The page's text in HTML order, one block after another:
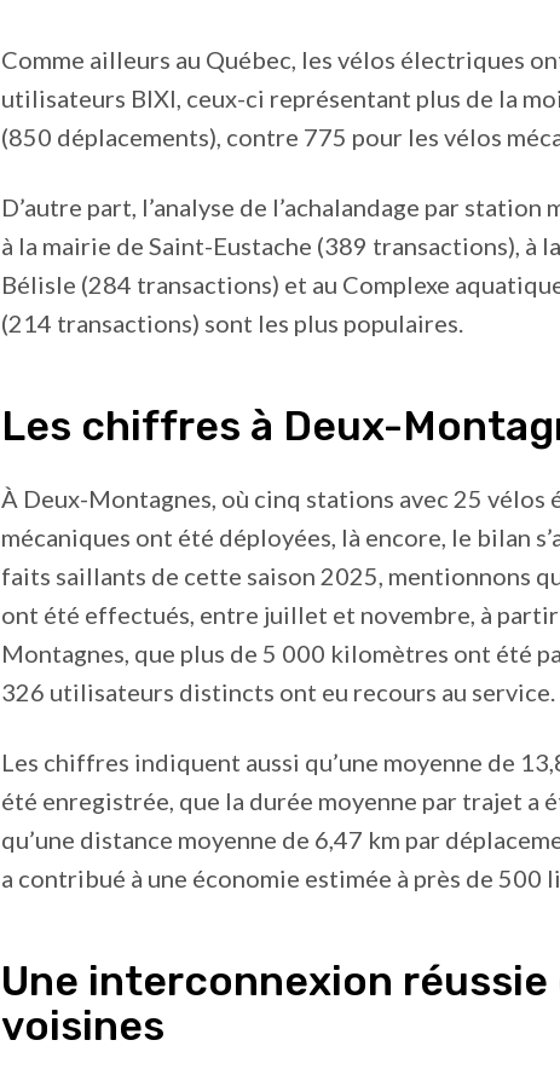
Comme ailleurs au Québec, les vélos électriques
utilisateurs BIXI, ceux-ci représentant plus de la
(850 déplacements), contre 775 pour les vélos
D’autre part, l’analyse de l’achalandage par
à la mairie de Saint-Eustache (389 transactions), à
Bélisle (284 transactions) et au Complexe
(214 transactions) sont les plus populaires.
Les chiffres à Deux-
À Deux-Montagnes, où cinq stations avec 25 vélos
mécaniques ont été déployées, là encore, le bilan
faits saillants de cette saison 2025, mentionnons
ont été effectués, entre juillet et novembre, à
Montagnes, que plus de 5 000 kilomètres ont été
326 utilisateurs distincts ont eu recours au service.
Les chiffres indiquent aussi qu’une moyenne de
été enregistrée, que la durée moyenne par trajet a
qu’une distance moyenne de 6,47 km par
a contribué à une économie estimée à près de 500
Une interconnexion
voisines